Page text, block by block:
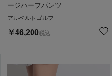
ージハーフパンツ
アルベルトゴルフ
￥46,200税込